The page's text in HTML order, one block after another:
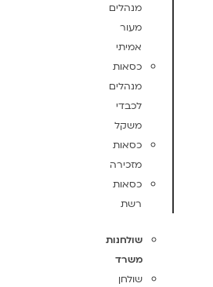
מנהלים
מעור
אמיתי
כסאות
מנהלים
לכבדי
משקל
כסאות
מזכירה
כסאות
רשת
שולחנות
משרד
שולחן